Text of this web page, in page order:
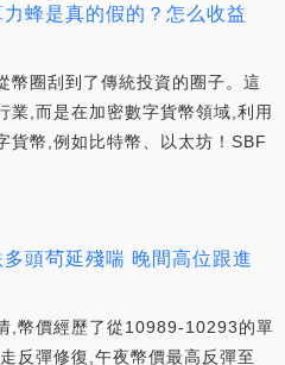
蜂是真的假的？怎么收益
幣圈刮到了傳統投資的圈子。這
業,而是在加密數字貨幣領域,利用
貨幣,例如比特幣、以太坊！SBF
頭茍延殘喘 晚間高位跟進
,幣價經歷了從10989-10293的單
反彈修復,午夜幣價最高反彈至